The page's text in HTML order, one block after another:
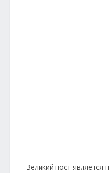
— Великий пост является